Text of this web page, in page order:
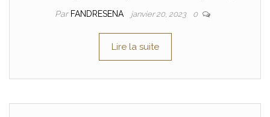
Par FANDRESENA janvier 20, 2023 0
Lire la suite